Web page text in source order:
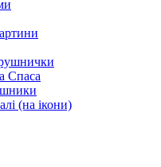
Спаса
(на ікони)